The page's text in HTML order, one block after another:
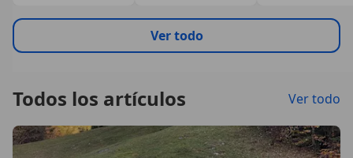
Ver todo
Todos los artículos Ver todo